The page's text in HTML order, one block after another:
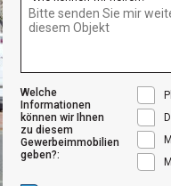
Welche
Informationen
können wir Ihnen
zu diesem
Gewerbeimmobilien
geben?: